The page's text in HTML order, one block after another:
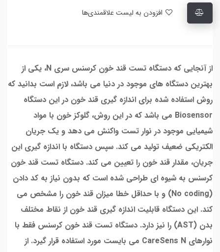
از آنجایی که دستگاه تست قند خون کرسنس سری N، یکی از
بهترین دستگاه های موجود در دنیا می باشد، لازم است بدانید که
روش استفاده شده برای اندازه گیری قند خون در این دستگاه
Biosensor می باشد که در این روش، گلوکز خون با مواد
شیمیایی موجود در نوار تست واکنش می دهد و یک جریان
الکتریکی ضعیف تولید می کند. سپس دستگاه با اندازه گیری این
جریان، مقدار قند خون را تعیین می کند. دستگاه تست قند خون
کرسنس به شیوه ای طراحی شده است که بدون نیاز به کد دادن
(No coding) و با حداقل خطا میزان قند خون را مشخص می
کند. این دستگاه قابلیت اندازه گیری قند خون از نقاط مختلف
بدن (AST) را نیز دارد. دستگاه تست قند خون کرسنس فقط با
نوارهای CareSens N می بایست مورد استفاده قرار گیرد. از